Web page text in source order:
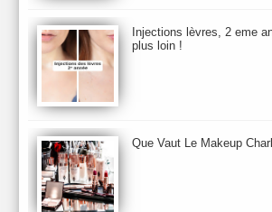
chantecaille
Christophe Robin
CK Clarins Clarisonic
Clean Skin care
Collections Maquillage ETE 2011
Crème & Sérum
Démaquillant & Nettoyant
Dolce & Gabbana
Dr. Renaud
Ecrinal
Injections lèvres, 2 eme
plus loin !
Que Vaut Le Makeup